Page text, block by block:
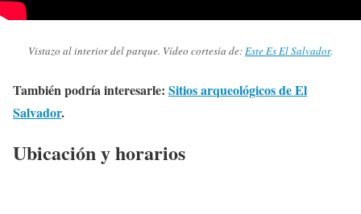
Vistazo al interior del parque. Vídeo cortesía de:Este Es El Salvador.
También podría interesarle: Sitios arqueológicos de El
Salvador.
Ubicación y horarios